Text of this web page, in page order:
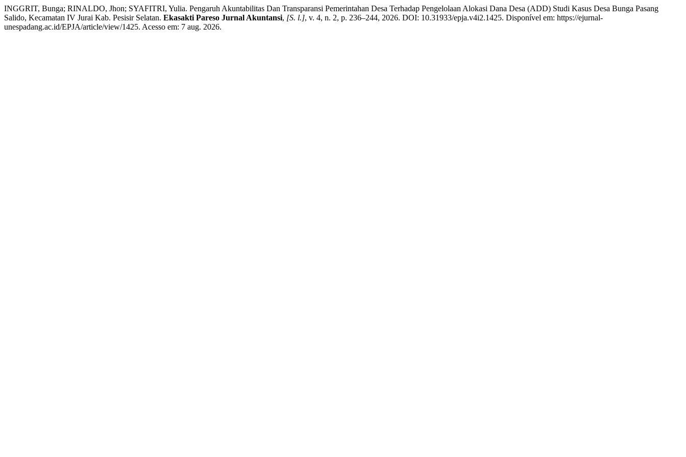
INGGRIT, Bunga; RINALDO, Jhon; SYAFITRI, Yulia. Pengaruh Akuntabilitas Dan Transparansi Pemerintahan Desa Terhadap Pengelolaan Alokasi Dana Desa (ADD) Studi Kasus Desa Bunga Pasang
Salido, Kecamatan IV Jurai Kab. Pesisir Selatan. Ekasakti Pareso Jurnal Akuntansi, [S. l.], v. 4, n. 2, p. 236–244, 2026. DOI: 10.31933/epja.v4i2.1425. Disponível em: https://ejurnal-
unespadang.ac.id/EPJA/article/view/1425. Acesso em: 7 aug. 2026.